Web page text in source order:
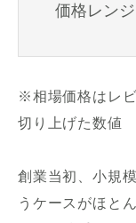
価格レン
※相場価格はレ
切り上げた数値
創業当初、小規
うケースがほと